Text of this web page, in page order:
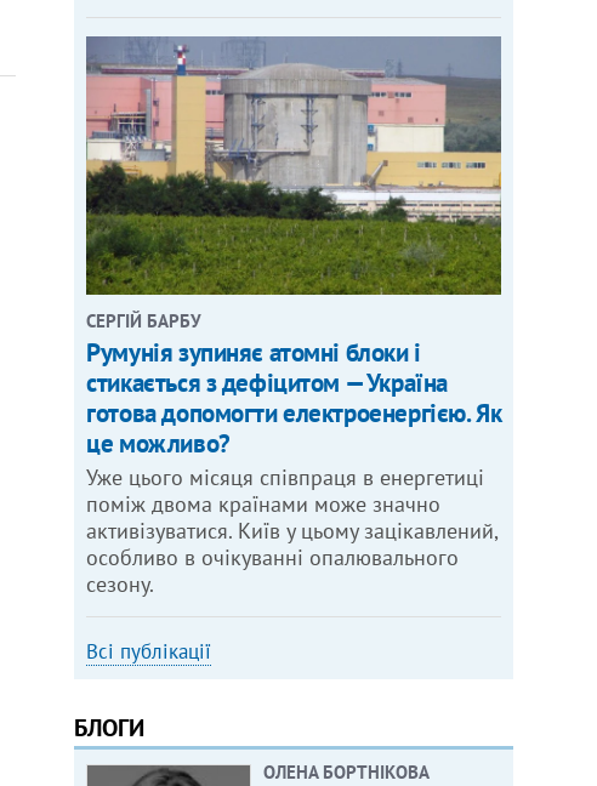
СЕРГІЙ БАРБУ
Румунія зупиняє атомні блоки і
стикається з дефіцитом — Україна
готова допомогти електроенергією. Як
це можливо?
Уже цього місяця співпраця в енергетиці
поміж двома країнами може значно
активізуватися. Київ у цьому зацікавлений,
особливо в очікуванні опалювального
сезону.
Всі публікації
БЛОГИ
ОЛЕНА БОРТНІКОВА